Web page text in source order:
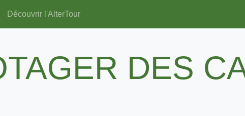
Découvrir l'AlterTour
DES